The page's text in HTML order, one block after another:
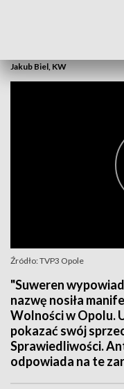
Jakub Biel, KW
Źródło: TVP3 Opole
"Suweren
nazwę nosiła
Wolności w Opolu.
pokazać swój
Sprawiedliwości.
odpowiada na te